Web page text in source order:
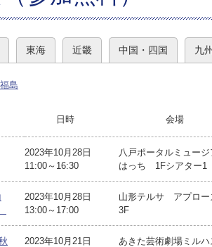
東海 近畿 中国・四国 九州
福島
日時 会場
2023年10月28日
11:00～16:30
八戸ポータルミュージ
はっち 1Fシアター1
2023年10月28日
13:00～17:00
山形テルサ アプロ
3F
2023年10月21日
あきた芸術劇場ミル